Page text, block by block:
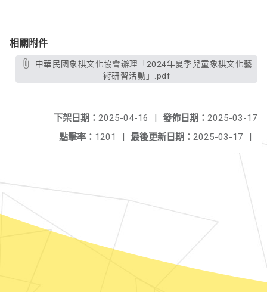
相關附件
術研習活動」.pdf
發佈日期： 2025-03-17
下架日期： 2025-04-16
|
最後更新日期： 2025-03-17 |
點擊率： 1201 |